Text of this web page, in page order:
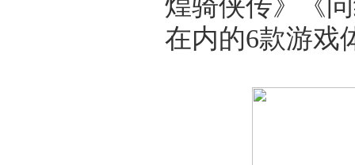
煌骑侠传》《
在内的6款游戏